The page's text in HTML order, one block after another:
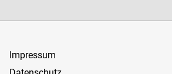
Impressum